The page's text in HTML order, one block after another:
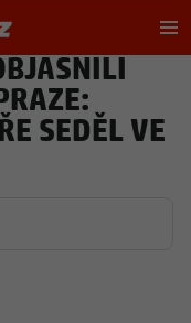
SEDĚL VE